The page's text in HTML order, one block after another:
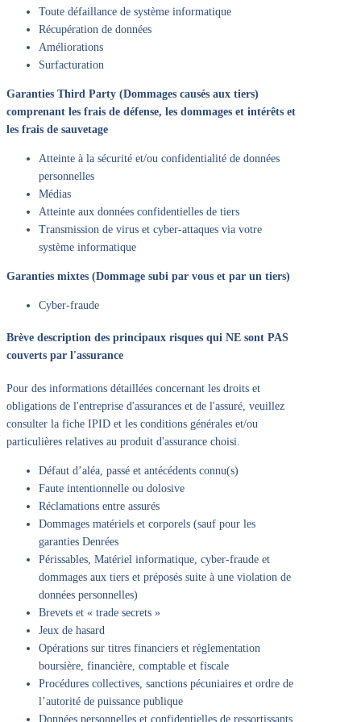
Toute défaillance de système informatique
Récupération de données
Améliorations
Surfacturation
Garanties Third Party (Dommages causés aux tiers)
comprenant les frais de défense, les dommages et intérêts et
les frais de sauvetage
Atteinte à la sécurité et/ou confidentialité de données
personnelles
Médias
Atteinte aux données confidentielles de tiers
Transmission de virus et cyber-attaques via votre
système informatique
Garanties mixtes (Dommage subi par vous et par un tiers)
Cyber-fraude
Brève description des principaux risques qui NE sont PAS
couverts par l'assurance
Pour des informations détaillées concernant les droits et
obligations de l'entreprise d'assurances et de l'assuré, veuillez
consulter la fiche IPID et les conditions générales et/ou
particulières relatives au produit d'assurance choisi.
Défaut d’aléa, passé et antécédents connu(s)
Faute intentionnelle ou dolosive
Réclamations entre assurés
Dommages matériels et corporels (sauf pour les
garanties Denrées
Périssables, Matériel informatique, cyber-fraude et
dommages aux tiers et préposés suite à une violation de
données personnelles)
Brevets et « trade secrets »
Jeux de hasard
Opérations sur titres financiers et règlementation
boursière, financière, comptable et fiscale
Procédures collectives, sanctions pécuniaires et ordre de
l’autorité de puissance publique
Données personnelles et confidentielles de ressortissants